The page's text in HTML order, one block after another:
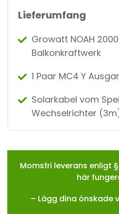
Lieferumfang
Growatt NOAH
Balkonkraftwerk
1 Paar MC4 Y
Solarkabel vom
Wechselrichter
Momsfri leverans enligt
här
– Lägg dina önskade